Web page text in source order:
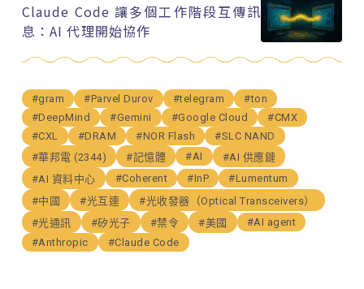
Claude Code 讓多個工作階段互傳訊
息：AI 代理開始協作
#gram #Parvel Durov #telegram
#ton
#DeepMind
#Gemini #Google Cloud
#CMX
#CXL
#DRAM #NOR Flash
#SLC NAND
#華邦電 (2344)
#記憶體 #AI
#AI 供應鏈
#AI 資料中心
#Coherent #InP
#Lumentum
#中國
#光互連
#光收發器（Optical Transceivers）
#光通訊
#矽光子 #禁令 #美國
#AI agent
#Anthropic
#Claude Code